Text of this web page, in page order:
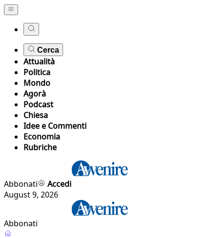
Cerca
Attualità
Politica
Mondo
Agorà
Podcast
Chiesa
Idee e Commenti
Economia
Rubriche
Abbonati
Accedi
August 9, 2026
Abbonati